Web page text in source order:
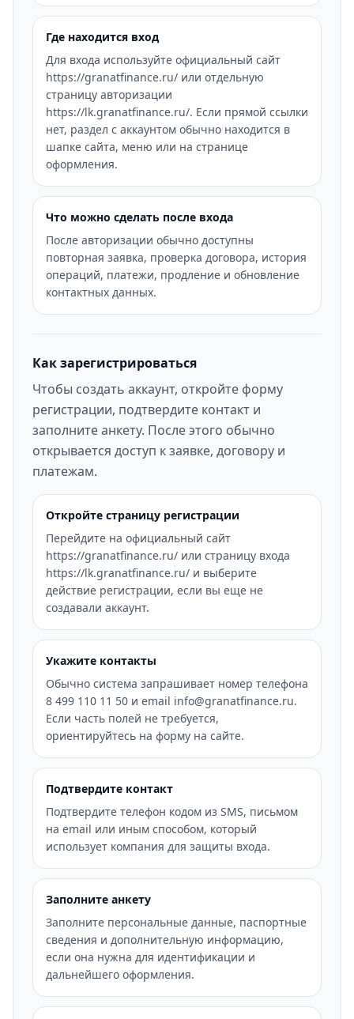
Где находится вход
Для входа используйте официальный сайт
https://granatfinance.ru/ или отдельную
страницу авторизации
https://lk.granatfinance.ru/. Если прямой ссылки
нет, раздел с аккаунтом обычно находится в
шапке сайта, меню или на странице
оформления.
Что можно сделать после входа
После авторизации обычно доступны
повторная заявка, проверка договора, история
операций, платежи, продление и обновление
контактных данных.
Как зарегистрироваться
Чтобы создать аккаунт, откройте форму
регистрации, подтвердите контакт и
заполните анкету. После этого обычно
открывается доступ к заявке, договору и
платежам.
Откройте страницу регистрации
Перейдите на официальный сайт
https://granatfinance.ru/ или страницу входа
https://lk.granatfinance.ru/ и выберите
действие регистрации, если вы еще не
создавали аккаунт.
Укажите контакты
Обычно система запрашивает номер телефона
8 499 110 11 50 и email info@granatfinance.ru.
Если часть полей не требуется,
ориентируйтесь на форму на сайте.
Подтвердите контакт
Подтвердите телефон кодом из SMS, письмом
на email или иным способом, который
использует компания для защиты входа.
Заполните анкету
Заполните персональные данные, паспортные
сведения и дополнительную информацию,
если она нужна для идентификации и
дальнейшего оформления.